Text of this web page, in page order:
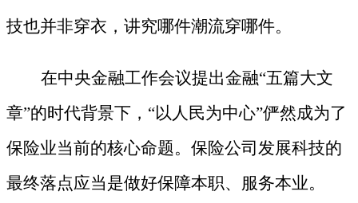
技也并非穿衣，讲究哪件潮流穿哪件。
在中央金融工作会议提出金融“五篇大文
章”的时代背景下，“以人民为中心”俨然成为了
保险业当前的核心命题。保险公司发展科技的
最终落点应当是做好保障本职、服务本业。